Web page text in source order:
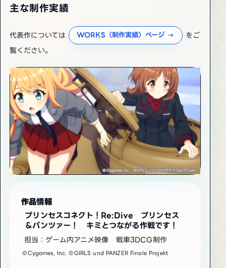
主な制作実績
代表作については WORKS（制作実績）ページ をご
覧ください。
作品情報
プリンセスコネクト！Re:Dive プリンセス
＆パンツァー！ キミとつながる作戦です！
担当：ゲーム内アニメ映像 戦車3DCG制作
©Cygames, Inc. ©GIRLS und PANZER Finale Projekt